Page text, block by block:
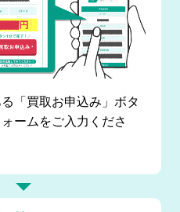
「買取お申込み」ボタ
ームをご入力くださ